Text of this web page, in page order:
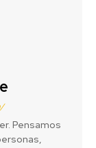
Pensamos